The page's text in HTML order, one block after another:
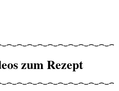
zum Rezept